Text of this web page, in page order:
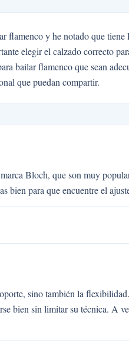
flamenco y he notado que
elegir el calzado correcto
bailar flamenco que sean
que puedan compartir.
Bloch, que son muy
bien para que encuentre el
sino también la
bien sin limitar su técnica. A